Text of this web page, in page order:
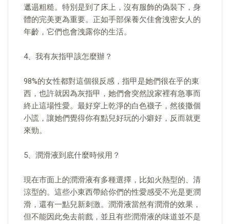
邋遢粗糙。特別是到了床上，沒有服飾的偽裝下，身
體的完美更為重要。正如手部保養欠佳會洩密女人的
年齡，它們也會洩露你的生活。
4、我有灰指甲該怎麼辦？
98%的女性都對這個很反感，指甲是她們很在乎的東
西，也許就因為灰指甲，她們會突然說家裡有急事而
終止這場性愛。最好穿上乾淨的白色襪子，然後撒個
小謊，讓她們覺得你有點兒好玩的小癖好，反而就更
來勁。
5、潤滑液到底什麼時候用？
現在市面上的潤滑液有多種選擇，比如火熱型的、清
涼型的。這些小東西帶給你們的性愛感受不光是更潤
滑，還有一點兒新刺激。潤滑液當然有潤滑的效果，
但不能因此免去前戲​​，並且有些潤滑液的味道並不是